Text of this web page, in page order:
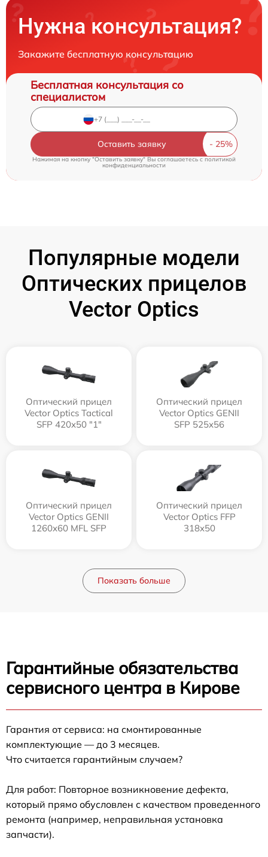
Нужна консультация?
Закажите бесплатную консультацию
Бесплатная консультация со
специалистом
Оставить заявку
Нажимая на кнопку "Оставить заявку" Вы соглашаетесь cполитикой
конфиденциальности
Популярные модели
Оптических прицелов
Vector Optics
Оптический прицел
Vector Optics Tactical
SFP 420x50 "1"
Оптический прицел
Vector Optics GENII
SFP 525x56
Оптический прицел
Vector Optics GENII
1260x60 MFL SFP
Оптический прицел
Vector Optics FFP
318x50
Показать больше
Гарантийные обязательства
сервисного центра в Кирове
Гарантия от сервиса: на смонтированные
комплектующие — до 3 месяцев.
Что считается гарантийным случаем?
Для работ: Повторное возникновение дефекта,
который прямо обусловлен с качеством проведенного
ремонта (например, неправильная установка
запчасти).